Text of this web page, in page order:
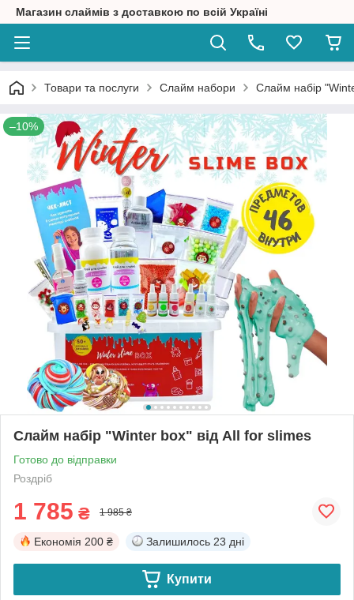
Магазин слаймів з доставкою по всій Україні
Товари та послуги Слайм набори Слайм набір
–10%
Слайм набір "Winter box" від All for slimes
Готово до відправки
Роздріб
1 785 ₴ 1 985 ₴
Економія 200 ₴ Залишилось 23 дні
Купити